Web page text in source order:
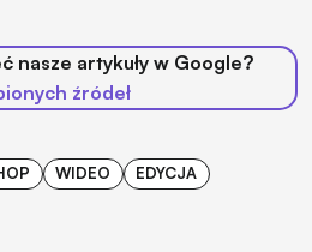
nasze artykuły w Google?
źródeł
WIDEO
EDYCJA